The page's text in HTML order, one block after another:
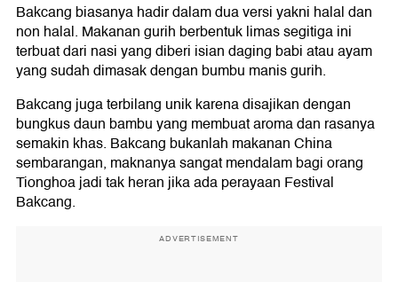
Bakcang biasanya hadir dalam dua versi yakni halal dan
non halal. Makanan gurih berbentuk limas segitiga ini
terbuat dari nasi yang diberi isian daging babi atau ayam
yang sudah dimasak dengan bumbu manis gurih.
Bakcang juga terbilang unik karena disajikan dengan
bungkus daun bambu yang membuat aroma dan rasanya
semakin khas. Bakcang bukanlah makanan China
sembarangan, maknanya sangat mendalam bagi orang
Tionghoa jadi tak heran jika ada perayaan Festival
Bakcang.
ADVERTISEMENT